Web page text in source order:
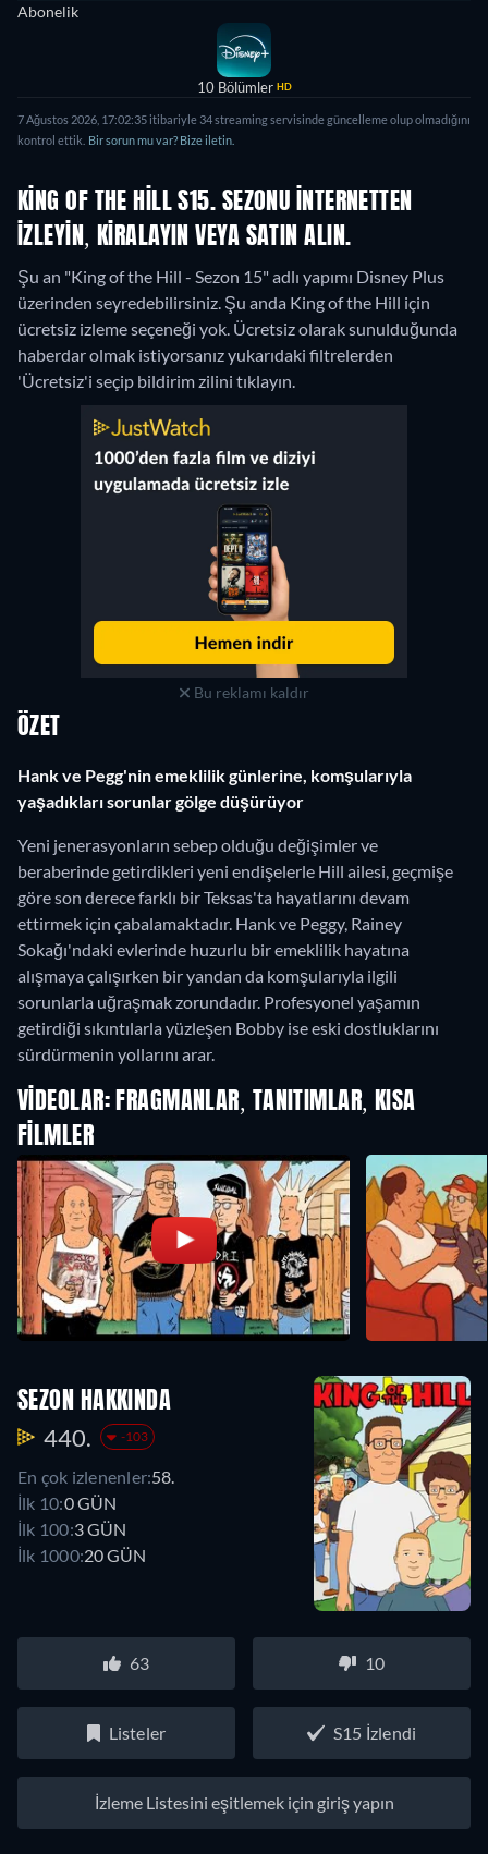
Abonelik
10 Bölümler HD
7 Ağustos 2026, 17:02:35 itibariyle 34 streaming servisinde güncelleme olup olmadığını
kontrol ettik. Bir sorun mu var? Bize iletin.
KING OF THE HILL S15. SEZONU INTERNETTEN
IZLEYIN, KIRALAYIN VEYA SATIN ALIN.
Şu an "King of the Hill - Sezon 15" adlı yapımı Disney Plus
üzerinden seyredebilirsiniz. Şu anda King of the Hill için
ücretsiz izleme seçeneği yok. Ücretsiz olarak sunulduğunda
haberdar olmak istiyorsanız yukarıdaki filtrelerden
'Ücretsiz'i seçip bildirim zilini tıklayın.
Bu reklamı kaldır
ÖZET
Hank ve Pegg'nin emeklilik günlerine, komşularıyla
yaşadıkları sorunlar gölge düşürüyor
Yeni jenerasyonların sebep olduğu değişimler ve
beraberinde getirdikleri yeni endişelerle Hill ailesi, geçmişe
göre son derece farklı bir Teksas'ta hayatlarını devam
ettirmek için çabalamaktadır. Hank ve Peggy, Rainey
Sokağı'ndaki evlerinde huzurlu bir emeklilik hayatına
alışmaya çalışırken bir yandan da komşularıyla ilgili
sorunlarla uğraşmak zorundadır. Profesyonel yaşamın
getirdiği sıkıntılarla yüzleşen Bobby ise eski dostluklarını
sürdürmenin yollarını arar.
VIDEOLAR: FRAGMANLAR, TANITIMLAR, KISA
FILMLER
SEZON HAKKINDA
440. -103
En çok izlenenler:58.
İlk 10:0 GÜN
İlk 100:3 GÜN
İlk 1000:20 GÜN
63 10
Listeler S15 İzlendi
İzleme Listesini eşitlemek için giriş yapın